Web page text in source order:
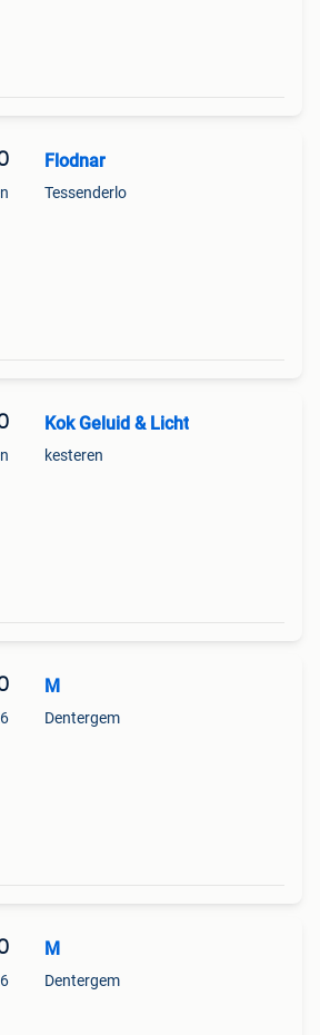
Flodnar
Tessenderlo
Kok Geluid & Licht
kesteren
M
Dentergem
M
Dentergem